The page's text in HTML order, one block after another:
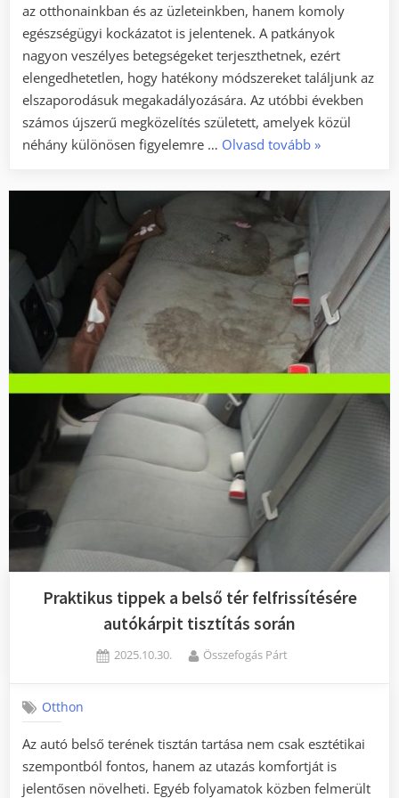
az otthonainkban és az üzleteinkben, hanem komoly
egészségügyi kockázatot is jelentenek. A patkányok
nagyon veszélyes betegségeket terjeszthetnek, ezért
elengedhetetlen, hogy hatékony módszereket találjunk az
elszaporodásuk megakadályozására. Az utóbbi években
számos újszerű megközelítés született, amelyek közül
néhány különösen figyelemre … Olvasd tovább„Innovatív
a
patkányirtás
»
Praktikus tippek a belső tér felfrissítésére
autókárpit tisztítás során
Posted
2025.10.30. By
Összefogás Párt
Otthon
Az autó belső terének tisztán tartása nem csak esztétikai
szempontból fontos, hanem az utazás komfortját is
jelentősen növelheti. Egyéb folyamatok közben felmerült